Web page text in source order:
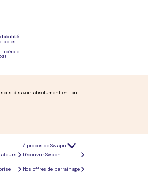
libérale
à savoir absolument en tant
À propos de Swapn
Découvrir Swapn
Nos offres de parrainage
avec un cas pratique chiffré pour anticiper votre budget
frais obligatoires